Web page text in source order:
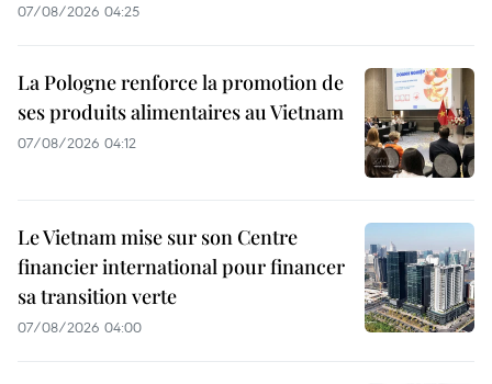
07/08/2026 04:25
La Pologne renforce la promotion de
ses produits alimentaires au Vietnam
07/08/2026 04:12
Le Vietnam mise sur son Centre
financier international pour financer
sa transition verte
07/08/2026 04:00